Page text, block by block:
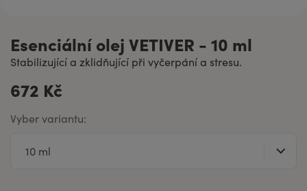
Esenciální olej VETIVER - 10 ml
Stabilizující a zklidňující při vyčerpání a stresu.
672 Kč
Vyber variantu: